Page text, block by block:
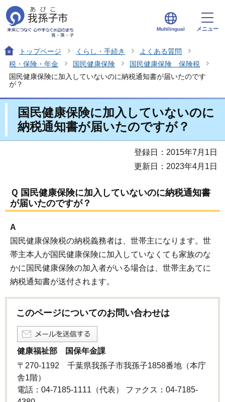
Multilingual メニュー
トップページ くらし・手続き
よくある質問
税・保険・年金
国民健康保険
国民健康保険 保険税
国民健康保険に加入していないのに納税通知書が届いたのです
が？
国民健康保険に加入していないのに
納税通知書が届いたのですが？
登録日：2015年7月1日
更新日：2023年4月1日
Ｑ 国民健康保険に加入していないのに納税通知書
が届いたのですが？
A
国民健康保険税の納税義務者は、世帯主になります。世
帯主本人が国民健康保険に加入していなくても家族のな
かに国民健康保険の加入者がいる場合は、世帯主あてに
納税通知書が送付されます。
このページについてのお問い合わせは
健康福祉部 国保年金課
〒270-1192 千葉県我孫子市我孫子1858番地（本庁
舎1階）
電話：04-7185-1111（代表） ファクス：04-7185-